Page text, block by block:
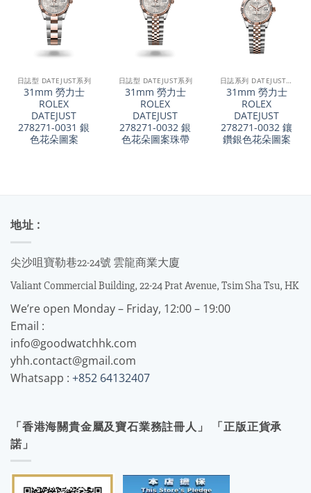
日誌型 DATEJUST系列
31mm 勞力士
ROLEX
DATEJUST
278271-0031 銀
色花朵圖案
日誌型 DATEJUST系列
31mm 勞力士
ROLEX
DATEJUST
278271-0032 銀
色花朵圖案珠帶
日誌系列 DATEJUST 31
31mm 勞力士
ROLEX
DATEJUST
278271-0032 鑲
鑽銀色花朵圖案
地址 :
尖沙咀寶勒巷22-24號 雲龍商業大廈
Valiant Commercial Building, 22-24 Prat Avenue, Tsim Sha Tsu, HK
We’re open Monday – Friday, 12:00 – 19:00
Email :
info@goodwatchhk.com
yhh.contact@gmail.com
Whatsapp : +852 64132407
「香港海關貴金屬及寶石業務註冊人」 「正版正貨承
諾」